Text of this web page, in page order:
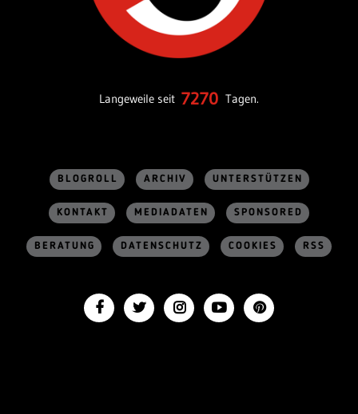
Langeweile seit 7270 Tagen.
BLOGROLL ARCHIV UNTERSTÜTZEN
KONTAKT MEDIADATEN SPONSORED
BERATUNG DATENSCHUTZ COOKIES RSS